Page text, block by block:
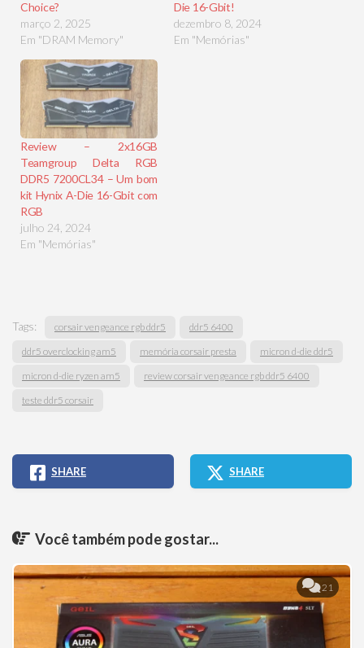
Choice?
março 2, 2025
Em "DRAM Memory"
Die 16-Gbit!
dezembro 8, 2024
Em "Memórias"
Review – 2x16GB
Teamgroup Delta RGB
DDR5 7200CL34 – Um bom
kit Hynix A-Die 16-Gbit com
RGB
julho 24, 2024
Em "Memórias"
Tags: corsair vengeance rgb ddr5
ddr5 6400
ddr5 overclocking am5
memória corsair presta
micron d-die ddr5
micron d-die ryzen am5
review corsair vengeance rgb ddr5 6400
teste ddr5 corsair
SHARE SHARE
Você também pode gostar...
21